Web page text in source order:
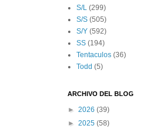
S/L (299)
S/S (505)
S/Y (592)
SS (194)
Tentaculos (36)
Todd (5)
ARCHIVO DEL BLOG
► 2026 (39)
► 2025 (58)